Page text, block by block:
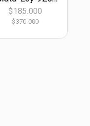
Barra, con
zircones, 50
cm. de largo, 1
$185.000
$370.000